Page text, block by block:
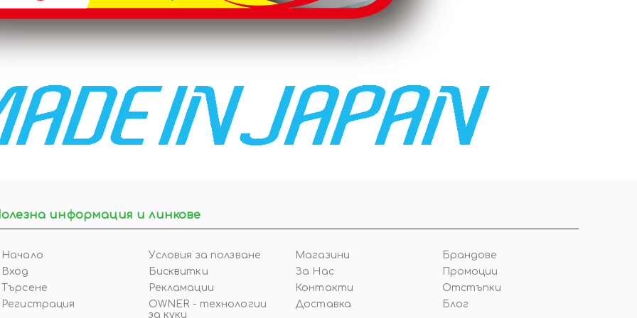
информация и линкове
Начало
Вход
Търсене
Регистрация
Условия за ползване
Бисквитки
Рекламации
OWNER - технологии
за куки
Магазини
За Нас
Контакти
Доставка
Брандове
Промоции
Отстъпки
Блог